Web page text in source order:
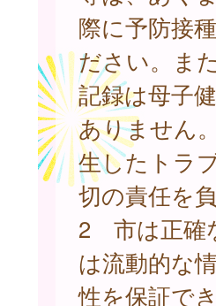
際に予防接
ださい。ま
記録は母子
ありません
生したトラ
切の責任を
2 市は正確
は流動的な
性を保証で